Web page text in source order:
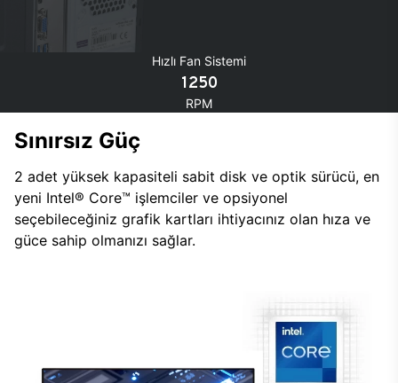
Hızlı Fan Sistemi
1250
RPM
Sınırsız Güç
2 adet yüksek kapasiteli sabit disk ve optik sürücü, en
yeni Intel® Core™ işlemciler ve opsiyonel
seçebileceğiniz grafik kartları ihtiyacınız olan hıza ve
güce sahip olmanızı sağlar.